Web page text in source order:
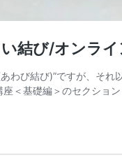
結び/オンラ
わび結び)”ですが、そ
座＜基礎編＞のセクショ